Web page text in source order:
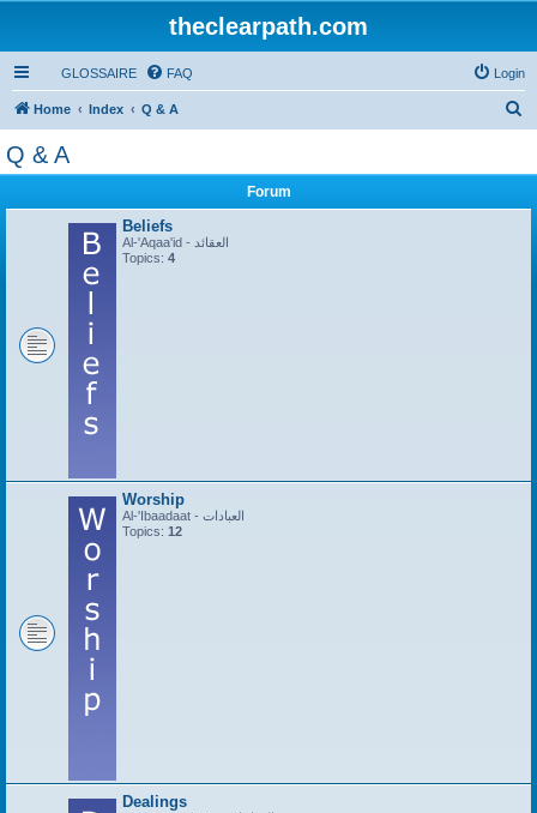
theclearpath.com
GLOSSAIRE FAQ Login
Home Index Q & A
Q & A
Forum
Beliefs
Al-'Aqaa'id - العقائد
Topics: 4
Worship
Al-'Ibaadaat - العبادات
Topics: 12
Dealings